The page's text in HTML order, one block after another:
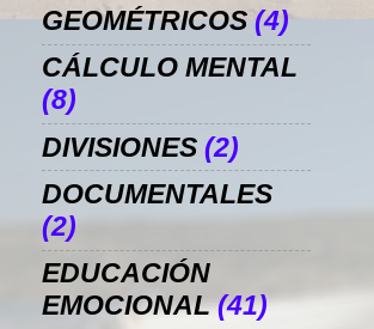
GEOMÉTRICOS (4)
CÁLCULO MENTAL
(8)
DIVISIONES (2)
DOCUMENTALES
(2)
EDUCACIÓN
EMOCIONAL (41)